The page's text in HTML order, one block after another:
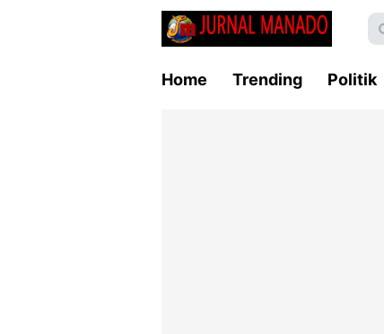
Home Trending Politik